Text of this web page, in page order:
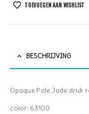
TOEVOEGEN AAN WISHLIST
BESCHRIJVING
Opaque Pale Jade druk
color: 63100